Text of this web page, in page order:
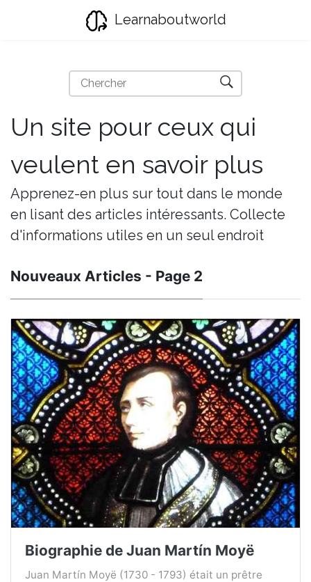
Learnaboutworld
Un site pour ceux qui
veulent en savoir plus
Apprenez-en plus sur tout dans le monde
en lisant des articles intéressants. Collecte
d'informations utiles en un seul endroit
Nouveaux Articles - Page 2
Biographie de Juan Martín Moyë
Juan Martín Moyë (1730 - 1793) était un prêtre